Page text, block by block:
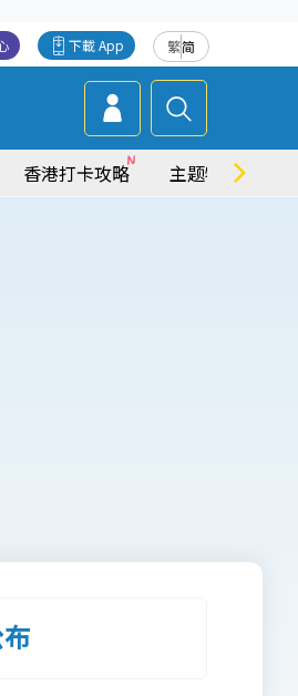
繁简
下載 App
香港打卡攻略 主题特集